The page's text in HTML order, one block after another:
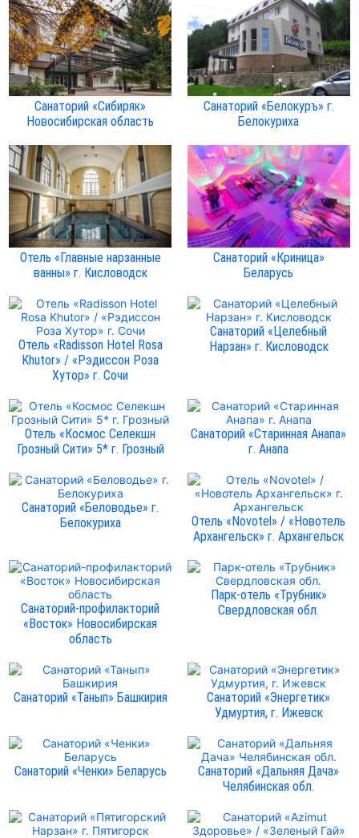
Санаторий «Сибиряк»
Новосибирская область
Санаторий «Белокуръ» г.
Белокуриха
Отель «Главные нарзанные
ванны» г. Кисловодск
Санаторий «Криница»
Беларусь
Отель «Radisson Hotel Rosa
Khutor» / «Рэдиссон Роза
Хутор» г. Сочи
Санаторий «Целебный
Нарзан» г. Кисловодск
Отель «Космос Селекшн
Грозный Сити» 5* г. Грозный
Санаторий «Старинная Анапа»
г. Анапа
Санаторий «Беловодье» г.
Белокуриха
Отель «Novotel» / «Новотель
Архангельск» г. Архангельск
Санаторий-профилакторий
«Восток» Новосибирская
область
Парк-отель «Трубник»
Свердловская обл.
Санаторий «Танып» Башкирия
Санаторий «Энергетик»
Удмуртия, г. Ижевск
Санаторий «Ченки» Беларусь
Санаторий «Дальняя Дача»
Челябинская обл.